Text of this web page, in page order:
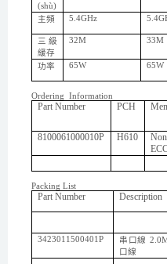
(shù)
主頻 5.4GHz 5.4
三級
緩存
32M 33M
功率 65W 65W
Ordering Information
Part Number PCH
8100061000010P H610
Non
Packing List
Part Number Description
3423011500401P 串口線
口線